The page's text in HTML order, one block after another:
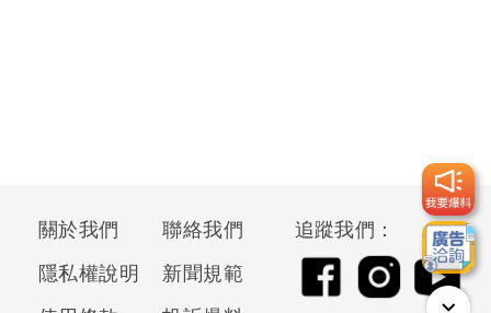
關於我們
聯絡我們
隱私權說明
新聞規範
追蹤我們：